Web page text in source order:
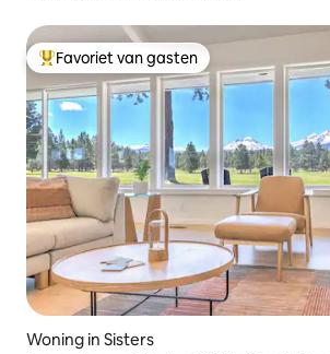
Topfavoriet van gasten
Favoriet van gasten
Woning in Sisters